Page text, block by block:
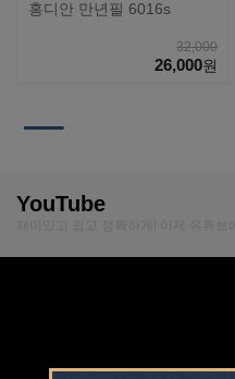
홍디안 만년필 6016s
32,000
26,000원
YouTube